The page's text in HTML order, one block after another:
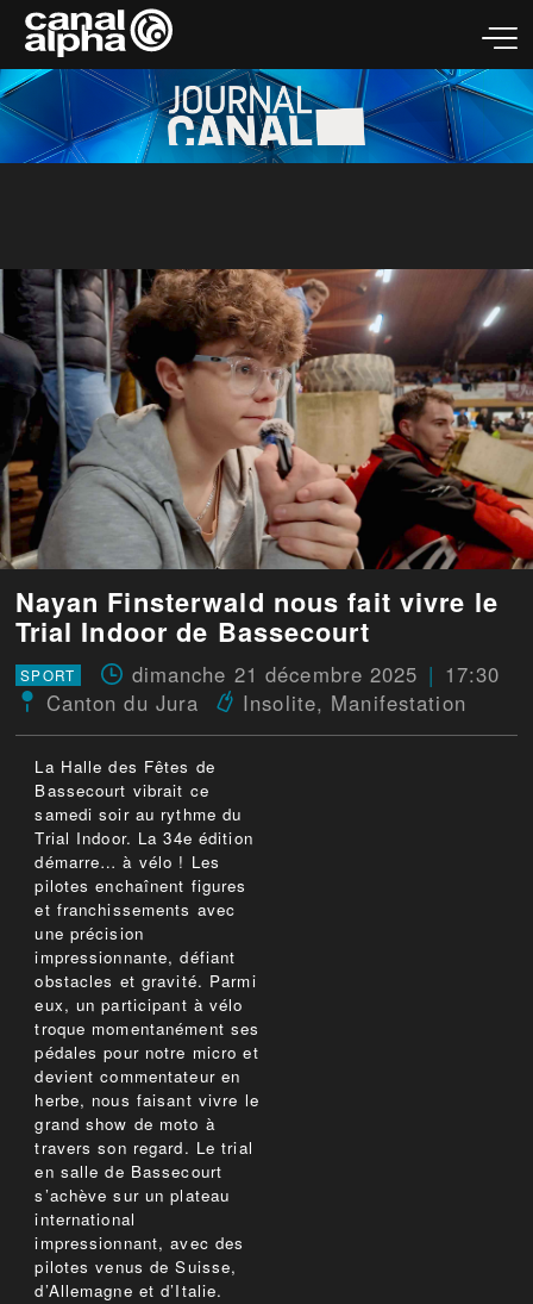
Nayan Finsterwald nous fait vivre le
Trial Indoor de Bassecourt
SPORT dimanche 21 décembre 2025
17:30
Canton du Jura
Insolite, Manifestation
La Halle des Fêtes de
Bassecourt vibrait ce
samedi soir au rythme du
Trial Indoor. La 34e édition
démarre… à vélo ! Les
pilotes enchaînent figures
et franchissements avec
une précision
impressionnante, défiant
obstacles et gravité. Parmi
eux, un participant à vélo
troque momentanément ses
pédales pour notre micro et
devient commentateur en
herbe, nous faisant vivre le
grand show de moto à
travers son regard. Le trial
en salle de Bassecourt
s’achève sur un plateau
international
impressionnant, avec des
pilotes venus de Suisse,
d’Allemagne et d’Italie.